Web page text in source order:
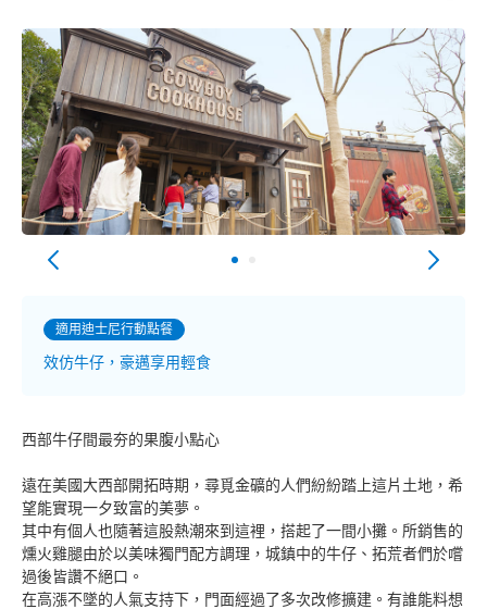
適用迪士尼行動點餐
效仿牛仔，豪邁享用輕食
西部牛仔間最夯的果腹小點心
遠在美國大西部開拓時期，尋覓金礦的人們紛紛踏上這片土地，希
望能實現一夕致富的美夢。
其中有個人也隨著這股熱潮來到這裡，搭起了一間小攤。所銷售的
燻火雞腿由於以美味獨門配方調理，城鎮中的牛仔、拓荒者們於嚐
過後皆讚不絕口。
在高漲不墜的人氣支持下，門面經過了多次改修擴建。有誰能料想